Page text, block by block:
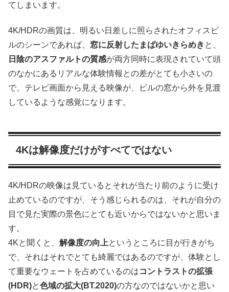
てしまいます。
4K/HDRの画質は、明るい日差しに照らされたオフィスビ
ルのシーンであれば、 窓に反射したまばゆいきらめき と、
日陰のアスファルトの質感が両方同時に表現されていて頭
のなかにあるリアルな体験情報との差がとても小さいの
で、テレビ画面から見える映像が、ビルの窓から外を見渡
しているような感覚になります。
4Kは解像度だけがすべてではない
4K/HDRの映像は見ているとそれが当たり前のように受け
止めているのですが、そう感じられるのは、それが自分の
目で見た実際の景色にとても近いからではないかと思いま
す。
4Kと聞くと、 解像度の向上というところに目が行きがち
で、それはそれでとても綺麗ではあるのですが、体験とし
て重要なウェートを占めているのはコントラストの拡張
(HDR)と色域の拡大(BT.2020)の方なのではないかと思い